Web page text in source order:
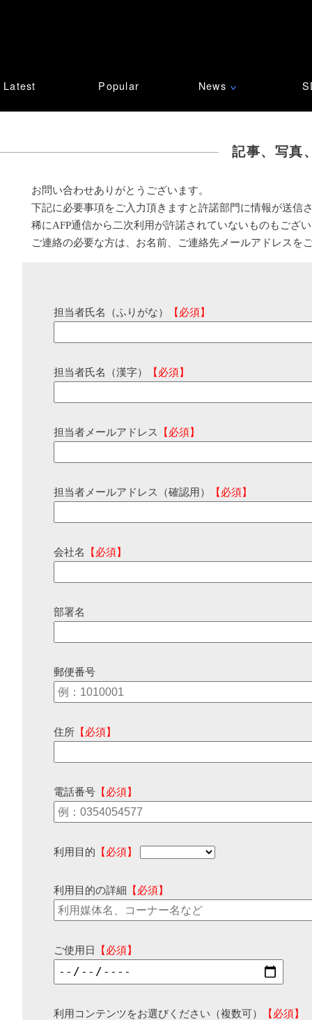
Latest Popular News ∨
記事、写真
お問い合わせありがとうございます。
下記に必要事項をご入力頂きますと許諾部門に情報が送信
稀にAFP通信から二次利用が許諾されていないものもござ
ご連絡の必要な方は、お名前、ご連絡先メールアドレスを
担当者氏名（ふりがな） 【必須】
担当者氏名（漢字） 【必須】
担当者メールアドレス 【必須】
担当者メールアドレス（確認用） 【必須】
会社名 【必須】
部署名
郵便番号
住所 【必須】
電話番号 【必須】
利用目的 【必須】
利用目的の詳細 【必須】
ご使用日 【必須】
利用コンテンツをお選びください（複数可）
【必須】